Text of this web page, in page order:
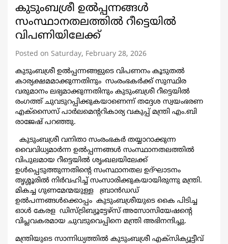
കുടുംബശ്രീ ഉൽപ്പന്നങ്ങൾ
സംസ്ഥാനതലത്തിൽ റീട്ടെയിൽ
വിപണിയിലേക്ക്
Posted on Saturday, February 28, 2026
കുടുംബശ്രീ ഉൽപ്പന്നങ്ങളുടെ വിപണനം കൂടുതൽ
കാര്യക്ഷമമാക്കുന്നതിനും സംരംഭകർക്ക് സുസ്ഥിര
വരുമാനം ലഭ്യമാക്കുന്നതിനും കുടുംബശ്രീ റീട്ടെയിൽ
രംഗത്ത് ചുവടുറപ്പിക്കുകയാണെന്ന് തദ്ദേശ സ്വയംഭരണ
എക്സൈസ് പാർലമെൻ്ററികാര്യ വകുപ്പ് മന്ത്രി എം.ബി
രാജേഷ് പറഞ്ഞു.
കുടുംബശ്രീ വനിതാ സംരംഭകർ തയ്യാറാക്കുന്ന
വൈവിധ്യമാർന്ന ഉൽപ്പന്നങ്ങൾ സംസ്ഥാനതലത്തിൽ
വിപുലമായ റീട്ടെയിൽ ശൃംഖലയിലേക്ക്
ഉൾപ്പെടുത്തുന്നതിന്റെ സംസ്ഥാനതല ഉദ്ഘാടനം
തൃശ്ശൂരിൽ നിർവഹിച്ച് സംസാരിക്കുകയായിരുന്നു മന്ത്രി.
മികച്ച ഗുണമേന്മയുള്ള ബ്രാൻഡഡ്
ഉൽപന്നങ്ങൾക്കൊപ്പം കുടുംബശ്രീയുടെ കൈ പിടിച്ച
ഓൾ കേരള ഡിസ്ട്രിബ്യൂട്ടേഴ്സ് അസോസിയേഷൻ്റെ
വിപ്ലവകരമായ ചുവടുവെപ്പിനെ മന്ത്രി അഭിനന്ദിച്ചു.
മന്ത്രിയുടെ സാന്നിധ്യത്തിൽ കുടുംബശ്രീ എക്സിക്യൂട്ടീവ്